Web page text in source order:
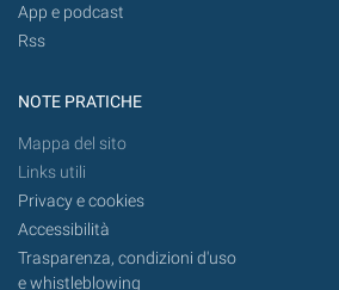
App e podcast
Rss
NOTE PRATICHE
Mappa del sito
Links utili
Privacy e cookies
Accessibilità
Trasparenza, condizioni d'uso
e whistleblowing